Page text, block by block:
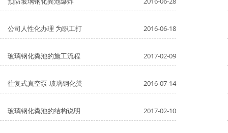
公司人性化办理 为职工打 2016-06-18
玻璃钢化粪池的施工流程 2017-02-09
往复式真空泵-玻璃钢化粪 2016-07-14
玻璃钢化粪池的结构说明 2017-02-10